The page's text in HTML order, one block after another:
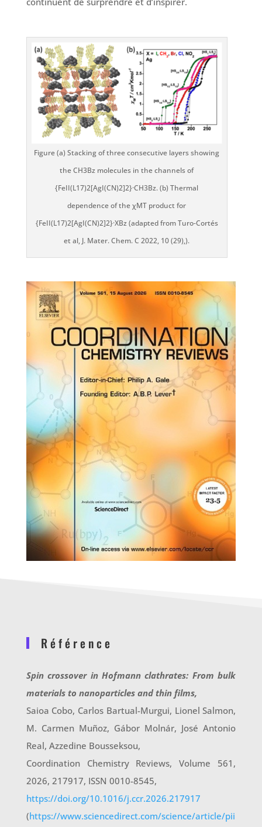
Figure (a) Stacking of three consecutive layers showing
the CH3Bz molecules in the channels of
{FeII(L17)2[AgI(CN)2]2}·CH3Bz. (b) Thermal
dependence of the χMT product for
{FeII(L17)2[AgI(CN)2]2}·XBz (adapted from Turo-Cortés
et al, J. Mater. Chem. C 2022, 10 (29),).
Référence
Spin crossover in Hofmann clathrates: From bulk
materials to nanoparticles and thin films,
Saioa Cobo, Carlos Bartual-Murgui, Lionel Salmon,
M. Carmen Muñoz, Gábor Molnár, José Antonio
Real, Azzedine Bousseksou,
Coordination Chemistry Reviews, Volume 561,
2026, 217917, ISSN 0010-8545,
https://doi.org/10.1016/j.ccr.2026.217917
(https://www.sciencedirect.com/science/article/pii